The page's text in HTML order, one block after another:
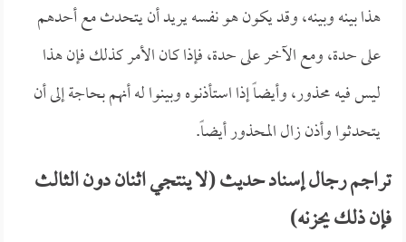
هذا بينه وبينه، وقد يكون هو نفسه يريد أن يتحدث مع أحدهم
على حدة، ومع الآخر على حدة، فإذا كان الأمر كذلك فإن هذا
ليس فيه محذور، وأيضاً إذا استأذنوه وبينوا له أنهم بحاجة إلى أن
يتحدثوا وأذن زال المحذور أيضاً.
تراجم رجال إسناد حديث (لا ينتجي اثنان دون الثالث
فإن ذلك يحزنه)